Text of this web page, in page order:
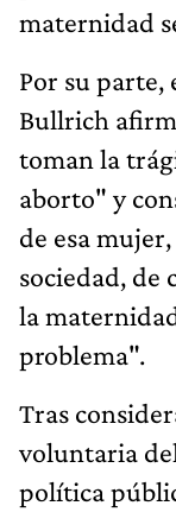
maternidad
Por su parte,
Bullrich
toman la
aborto" y
de esa
sociedad, de
la
problema".
Tras
voluntaria
política